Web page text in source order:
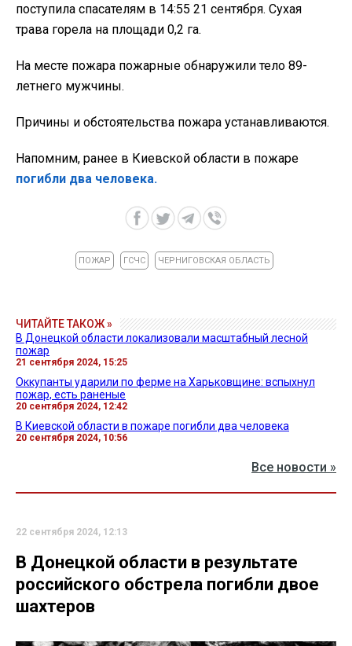
поступила спасателям в 14:55 21 сентября. Сухая
трава горела на площади 0,2 га.
На месте пожара пожарные обнаружили тело 89-
летнего мужчины.
Причины и обстоятельства пожара устанавливаются.
Напомним, ранее в Киевской области в пожаре
погибли два человека.
ПОЖАР ГСЧС ЧЕРНИГОВСКАЯ ОБЛАСТЬ
ЧИТАЙТЕ ТАКОЖ »
В Донецкой области локализовали масштабный лесной
пожар
21 сентября 2024, 15:25
Оккупанты ударили по ферме на Харьковщине: вспыхнул
пожар, есть раненые
20 сентября 2024, 12:42
В Киевской области в пожаре погибли два человека
20 сентября 2024, 10:56
Все новости »
22 сентября 2024, 12:13
В Донецкой области в результате
российского обстрела погибли двое
шахтеров